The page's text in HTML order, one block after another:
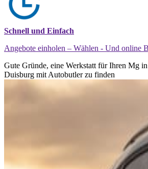
Schnell und Einfach
Angebote einholen – Wählen - Und online
Gute Gründe, eine Werkstatt für Ihren Mg
Duisburg mit Autobutler zu finden